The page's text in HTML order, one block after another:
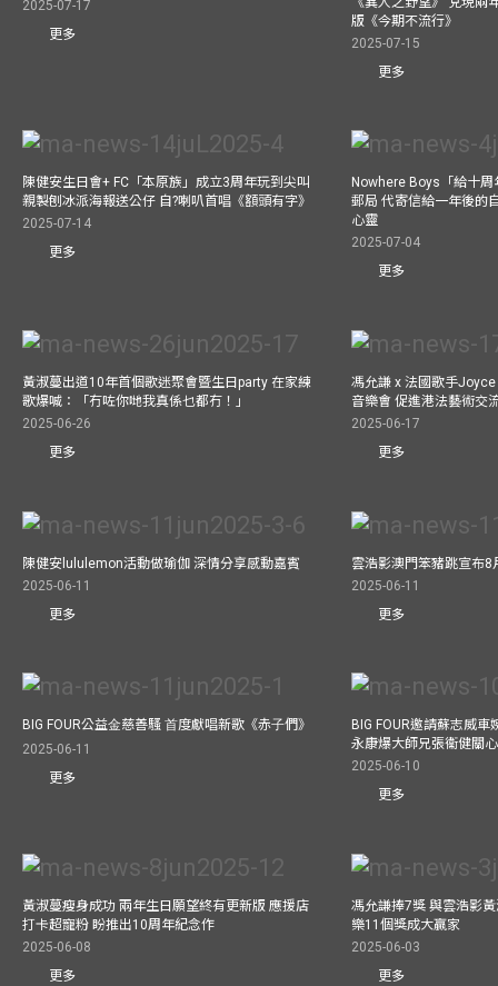
2025-07-17
更多
版《今期不流行》
2025-07-15
更多
陳健安生日會+ FC「本原族」成立3周年玩到尖叫
親製刨冰派海報送公仔 自?喇叭首唱《額頭有字》
2025-07-14
更多
Nowhere Boys「給十
郵局 代寄信給一年後的
心靈
2025-07-04
更多
黃淑蔓出道10年首個歌迷聚會暨生日party 在家練
歌爆喊：「冇咗你哋我真係乜都冇！」
2025-06-26
更多
馮允謙 x 法國歌手
音樂會 促進港法藝術交
2025-06-17
更多
陳健安lululemon活動做瑜伽 深情分享感動嘉賓
2025-06-11
更多
雲浩影澳門笨豬跳宣布8
2025-06-11
更多
BIG FOUR公益⾦慈善騷 ⾸度獻唱新歌《赤⼦們》
2025-06-11
更多
BIG FOUR邀請蘇志威
永康爆大師兄張衞健關
2025-06-10
更多
黃淑蔓瘦身成功 兩年生日願望終有更新版 應援店
打卡超寵粉 盼推出10周年紀念作
2025-06-08
更多
馮允謙捧7獎 與雲浩影
樂11個獎成大贏家
2025-06-03
更多